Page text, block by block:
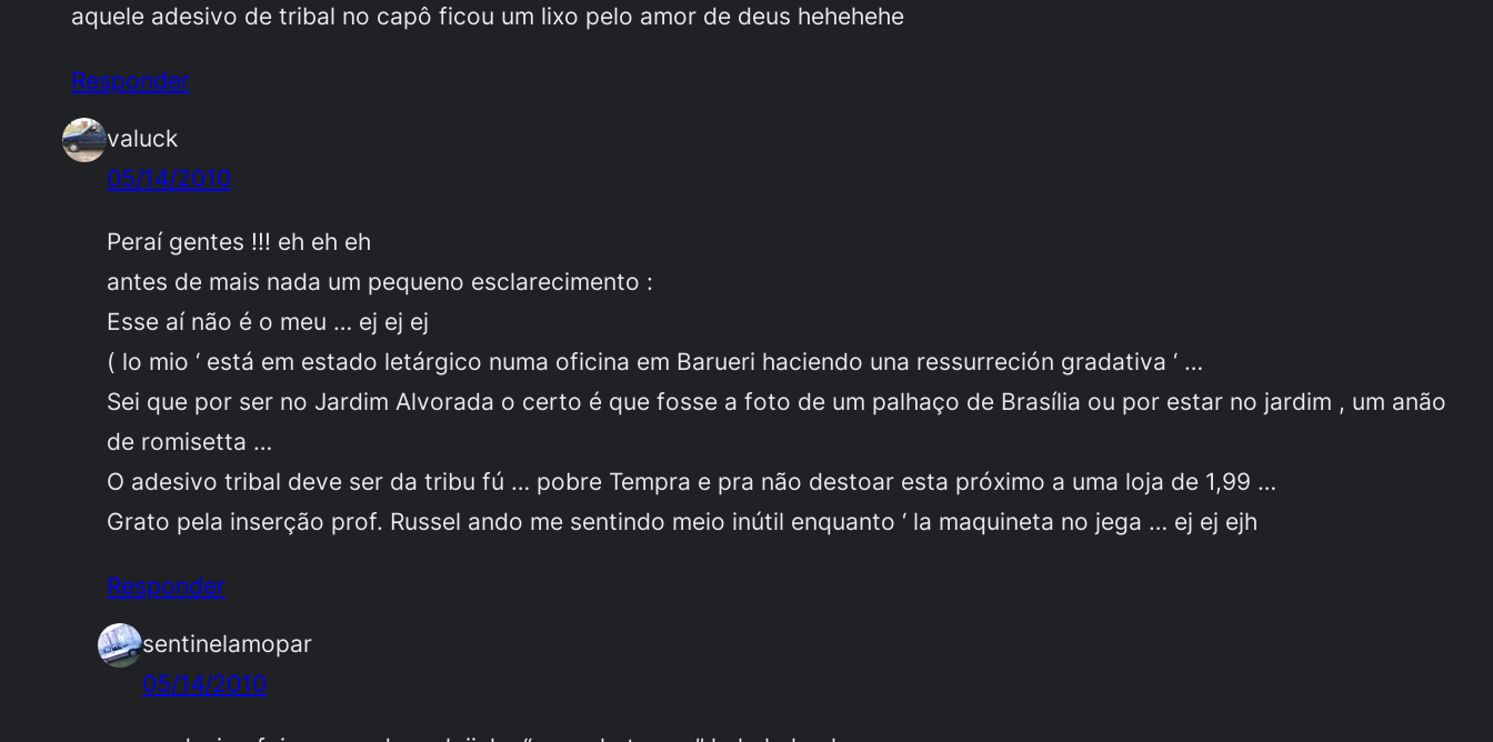
aquele adesivo de tribal no capô ficou um lixo pelo amor de deus hehehehe
Responder
valuck
05/14/2010
Peraí gentes !!! eh eh eh
antes de mais nada um pequeno esclarecimento :
Esse aí não é o meu … ej ej ej
( lo mio ‘ está em estado letárgico numa oficina em Barueri haciendo una ressurreción gradativa ‘ …
Sei que por ser no Jardim Alvorada o certo é que fosse a foto de um palhaço de Brasília ou por estar no jardim , um anão
de romisetta …
O adesivo tribal deve ser da tribu fú … pobre Tempra e pra não destoar esta próximo a uma loja de 1,99 …
Grato pela inserção prof. Russel ando me sentindo meio inútil enquanto ‘ la maquineta no jega … ej ej ejh
Responder
sentinelamopar
05/14/2010